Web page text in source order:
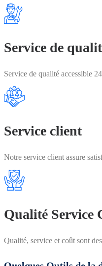
Service de
Service de qualité accessible
Service client
Notre service client assure
Qualité Service
Qualité, service et coût sont